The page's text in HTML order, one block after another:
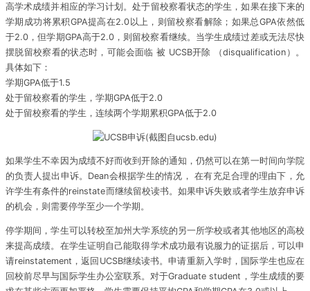
高学术成绩并相应的学习计划。处于留校察看状态的学生，如果在接下来的
学期成功将累积GPA提高在2.0以上，则留校察看解除；如果总GPA依然低
于2.0，但学期GPA高于2.0，则留校察看继续。当学生成绩过差或无法尽快
摆脱留校察看的状态时，可能会面临 被 UCSB开除 （disqualification）。
具体如下：
学期GPA低于1.5
处于留校察看的学生，学期GPA低于2.0
处于留校察看的学生，连续两个学期累积GPA低于2.0
(截图自ucsb.edu)
如果学生不幸因为成绩不好而收到开除的通知，仍然可以在第一时间向学院
的负责人提出申诉。Dean会根据学生的情况， 在有充足合理的理由下，允
许学生有条件的reinstate而继续留校读书。如果申诉失败或者学生放弃申诉
的机会，则需要停学至少一个学期。
停学期间，学生可以转校至加州大学系统的另一所学校或者其他地区的高校
来提高成绩。在学生证明自己能取得学术成功最有说服力的证据后，可以申
请reinstatement，返回UCSB继续读书。申请重新入学时，国际学生也应在
回校前尽早与国际学生办公室联系。对于Graduate student，学生成绩的要